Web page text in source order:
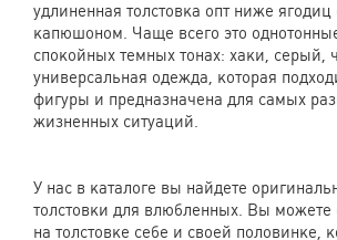
удлиненная толстовка опт ниже
капюшоном. Чаще всего это
спокойных темных тонах: хаки, серый,
универсальная одежда, которая
фигуры и предназначена для самых
жизненных ситуаций.
У нас в каталоге вы найдете
толстовки для влюбленных. Вы можете
на толстовке себе и своей половинке,